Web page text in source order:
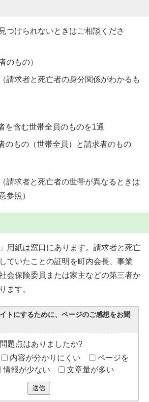
つけられないときはご相談くださ
のもの）
請求者と死亡者の身分関係がわかるも
を含む世帯全員のものを1通
のもの（世帯全員）と請求者のもの
請求者と死亡者の世帯が異なるときは
参照）
用紙は窓口にあります。請求者と死亡
ていたことの証明を町内会長、事業
会保険委員または家主などの第三者か
ます。
トにするために、ページのご感想をお聞
題点はありましたか?
内容が分かりにくい
ページを
情報が少ない 文章量が多い
送信